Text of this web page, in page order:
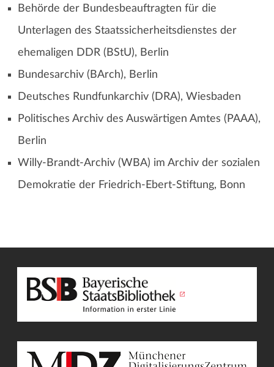
Behörde der Bundesbeauftragten für die
Unterlagen des Staatssicherheitsdienstes der
ehemaligen DDR (BStU), Berlin
Bundesarchiv (BArch), Berlin
Deutsches Rundfunkarchiv (DRA), Wiesbaden
Politisches Archiv des Auswärtigen Amtes (PAAA),
Berlin
Willy-Brandt-Archiv (WBA) im Archiv der sozialen
Demokratie der Friedrich-Ebert-Stiftung, Bonn